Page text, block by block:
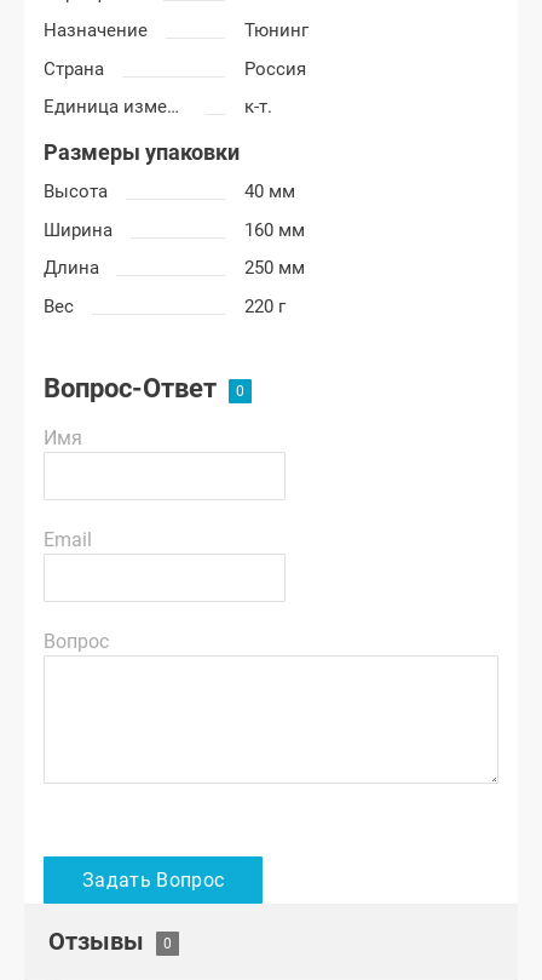
Назначение
Тюнинг
Страна
Россия
Единица измерения
к-т.
Размеры упаковки
Высота
40 мм
Ширина
160 мм
Длина
250 мм
Вес
220 г
Вопрос-Ответ
Имя
Email
Вопрос
Отзывы